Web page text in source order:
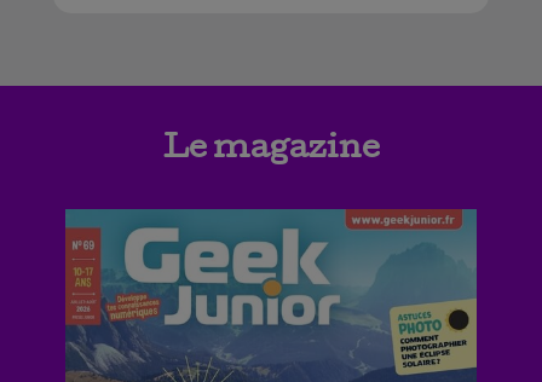
Le magazine